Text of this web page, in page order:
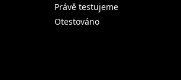
Právě testujeme
Otestováno